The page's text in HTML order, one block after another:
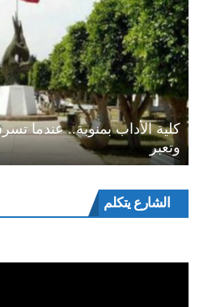
كلية الأداب بمنوبة.. عندما
وتعبر
الشارع يتكلممشغل